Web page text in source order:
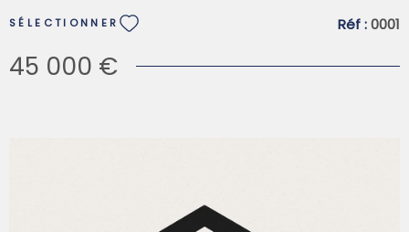
l'état, ce bien à rénover s'adresse aux acquéreurs
complète. Informations pratiques : Taxe foncière : 2 030
plan de sauvegarde en cours. Zone soumise à une
SÉLECTIONNER Réf :0001
45 000 €